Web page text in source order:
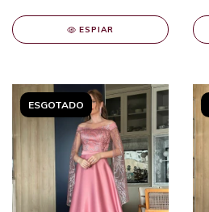
ESPIAR
ESGOTADO